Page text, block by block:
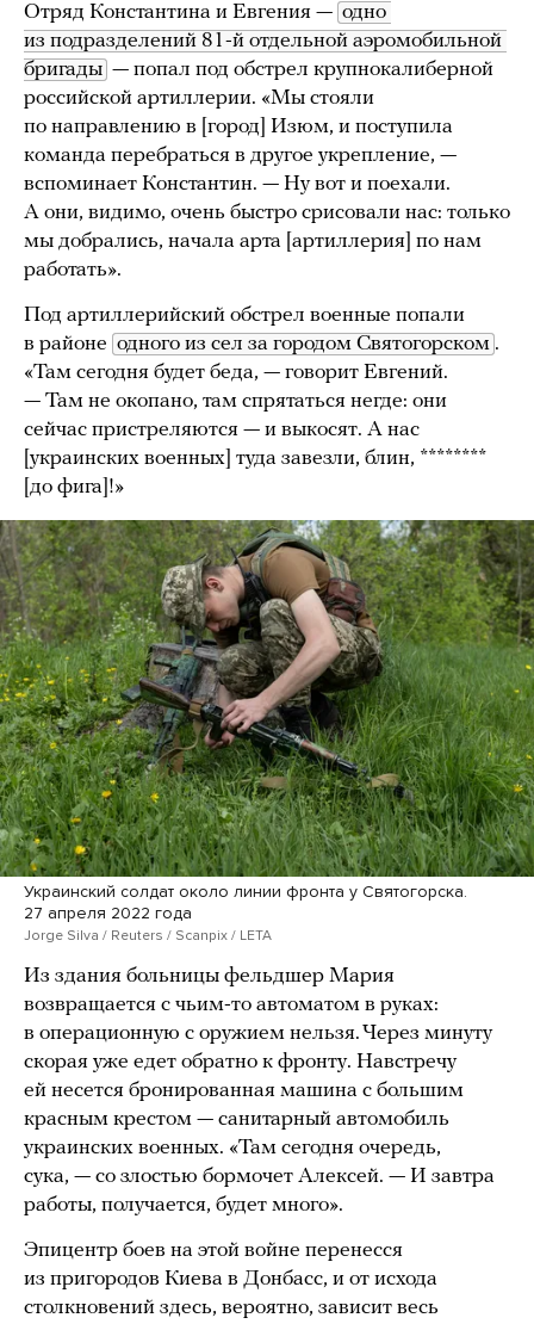
Отряд Константина и Евгения — одно
из подразделений 81-й отдельной аэромобильной
бригады — попал под обстрел крупнокалиберной
российской артиллерии. «Мы стояли
по направлению в [город] Изюм, и поступила
команда перебраться в другое укрепление, —
вспоминает Константин. — Ну вот и поехали.
А они, видимо, очень быстро срисовали нас: только
мы добрались, начала арта [артиллерия] по нам
работать».
Под артиллерийский обстрел военные попали
в районе одного из сел за городом Святогорском .
«Там сегодня будет беда, — говорит Евгений.
— Там не окопано, там спрятаться негде: они
сейчас пристреляются — и выкосят. А нас
[украинских военных] туда завезли, блин, ********
[до фига]!»
Украинский солдат около линии фронта у Святогорска.
27 апреля 2022 года
Jorge Silva / Reuters / Scanpix / LETA
Из здания больницы фельдшер Мария
возвращается с чьим-то автоматом в руках:
в операционную с оружием нельзя. Через минуту
скорая уже едет обратно к фронту. Навстречу
ей несется бронированная машина с большим
красным крестом — санитарный автомобиль
украинских военных. «Там сегодня очередь,
сука, — со злостью бормочет Алексей. — И завтра
работы, получается, будет много».
Эпицентр боев на этой войне перенесся
из пригородов Киева в Донбасс, и от исхода
столкновений здесь, вероятно, зависит весь